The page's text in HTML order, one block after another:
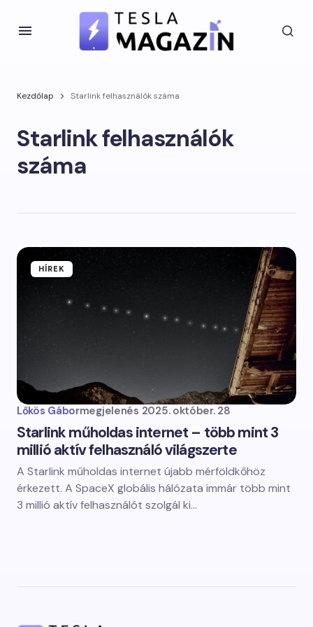
Kezdőlap Starlink felhasználók száma
Starlink felhasználók
száma
HÍREK
Lőkös Gábormegjelenés 2025. október. 28
Starlink műholdas internet – több mint 3
millió aktív felhasználó világszerte
A Starlink műholdas internet újabb mérföldkőhöz
érkezett. A SpaceX globális hálózata immár több mint
3 millió aktív felhasználót szolgál ki…